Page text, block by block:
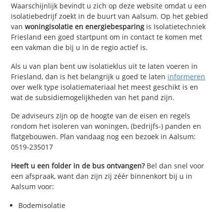
Waarschijnlijk bevindt u zich op deze website omdat u een
isolatiebedrijf zoekt in de buurt van Aalsum. Op het gebied
vanwoningisolatie en energiebesparing is Isolatietechniek
Friesland een goed startpunt om in contact te komen met
een vakman die bij u in de regio actief is.
Als u van plan bent uw isolatieklus uit te laten voeren in
Friesland, dan is het belangrijk u goed te laten informeren
over welk type isolatiemateriaal het meest geschikt is en
wat de subsidiemogelijkheden van het pand zijn.
De adviseurs zijn op de hoogte van de eisen en regels
rondom het isoleren van woningen, (bedrijfs-) panden en
flatgebouwen. Plan vandaag nog een bezoek in Aalsum:
0519-235017
Heeft u een folder in de bus ontvangen?Bel dan snel voor
een afspraak, want dan zijn zij zéér binnenkort bij u in
Aalsum voor:
Bodemisolatie